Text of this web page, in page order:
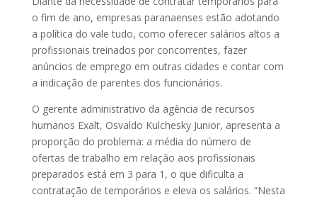
o fim de ano, empresas paranaenses estão adotando
a política do vale tudo, como oferecer salários altos a
profissionais treinados por concorrentes, fazer
anúncios de emprego em outras cidades e contar com
a indicação de parentes dos funcionários.
O gerente administrativo da agência de recursos
humanos Exalt, Osvaldo Kulchesky Junior, apresenta a
proporção do problema: a média do número de
ofertas de trabalho em relação aos profissionais
preparados está em 3 para 1, o que dificulta a
contratação de temporários e eleva os salários. “Nesta